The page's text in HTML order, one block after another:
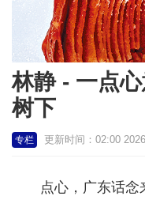
林静 - 一点
树下
专栏 更新时间：02:00
点心，广东话念